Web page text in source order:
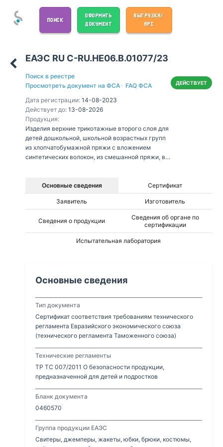
ПОИСК
ОФОРМИТЬ
ДОКУМЕНТ
ВЫГРУЗКА/
API
ЕАЭС RU С-RU.НЕ06.В.01077/23
Поиск в реестре
Просмотреть документ на ФСА · FAQ ФСА
Дата регистрации: 14-08-2023
Действует до: 13-08-2026
Продукция:
Изделия верхние трикотажные второго слоя для
детей дошкольной, школьной возрастных групп
из хлопчатобумажной пряжи с вложением
синтетических волокон, из смешанной пряжи, в
ДЕЙСТВУЕТ
Основные сведения Сертификат
Заявитель Изготовитель
Сведения о продукции
Сведения об органе по
сертификации
Испытательная лаборатория
Основные сведения
Тип документа
Сертификат соответствия требованиям технического
регламента Евразийского экономического союза
(технического регламента Таможенного союза)
Технические регламенты
ТР ТС 007/2011 О безопасности продукции,
предназначенной для детей и подростков
Бланк документа
0460570
Группа продукции ЕАЭС
Свитеры, джемперы, жакеты, юбки, брюки, костюмы,